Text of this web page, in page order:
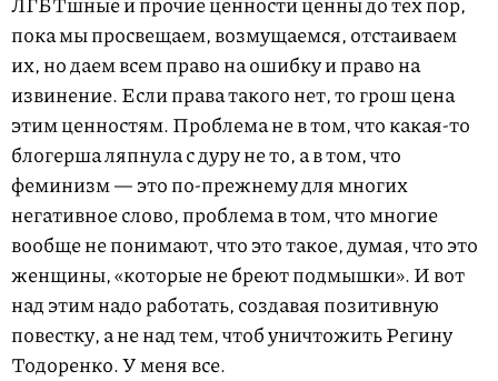
пока мы просвещаем, возмущаемся, отстаиваем
их, но даем всем право на ошибку и право на
извинение. Если права такого нет, то грош цена
этим ценностям. Проблема не в том, что какая-то
блогерша ляпнула с дуру не то, а в том, что
феминизм — это по-прежнему для многих
негативное слово, проблема в том, что многие
вообще не понимают, что это такое, думая, что это
женщины, «которые не бреют подмышки». И вот
над этим надо работать, создавая позитивную
повестку, а не над тем, чтоб уничтожить Регину
Тодоренко. У меня все.